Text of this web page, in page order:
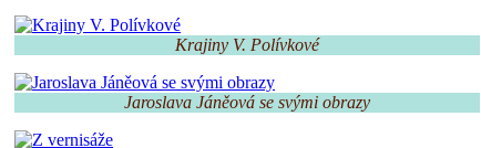
Krajiny V. Polívkové
Jaroslava Jáněová se svými obrazy